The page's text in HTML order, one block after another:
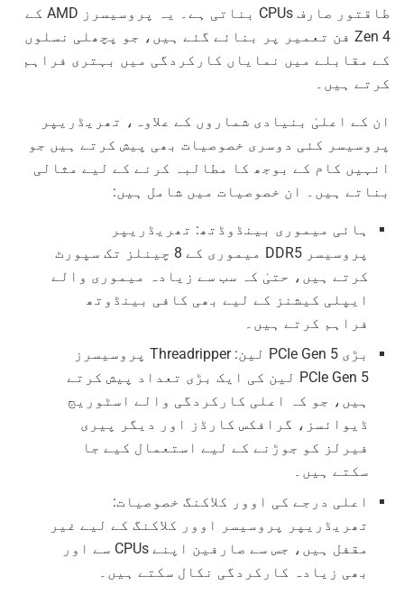
طاقتور صارف CPUs بناتی ہے۔ یہ پروسیسرز AMD کے
Zen 4 فن تعمیر پر بنائے گئے ہیں، جو پچھلی نسلوں
کے مقابلے میں نمایاں کارکردگی میں بہتری فراہم
کرتے ہیں۔
ان کے اعلیٰ بنیادی شماروں کے علاوہ، تھریڈریپر
پروسیسر کئی دوسری خصوصیات بھی پیش کرتے ہیں جو
انہیں کام کے بوجھ کا مطالبہ کرنے کے لیے مثالی
بناتے ہیں۔ ان خصوصیات میں شامل ہیں:
ہائی میموری بینڈوڈتھ: تھریڈریپر
پروسیسر DDR5 میموری کے 8 چینلز تک سپورٹ
کرتے ہیں، حتیٰ کہ سب سے زیادہ میموری والے
ایپلی کیشنز کے لیے بھی کافی بینڈوتھ
فراہم کرتے ہیں۔
بڑی PCIe Gen 5 لین: Threadripper پروسیسرز
PCIe Gen 5 لین کی ایک بڑی تعداد پیش کرتے
ہیں، جو کہ اعلی کارکردگی والے اسٹوریج
ڈیوائسز، گرافکس کارڈز اور دیگر پیری
فیرلز کو جوڑنے کے لیے استعمال کیے جا
سکتے ہیں۔
اعلی درجے کی اوور کلاکنگ خصوصیات:
تھریڈریپر پروسیسر اوور کلاکنگ کے لیے غیر
مقفل ہیں، جس سے صارفین اپنے CPUs سے اور
بھی زیادہ کارکردگی نکال سکتے ہیں۔